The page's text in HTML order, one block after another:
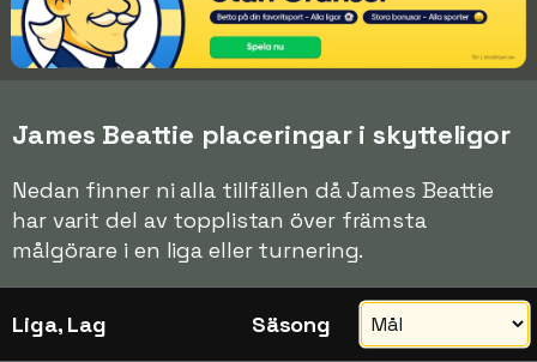
James Beattie placeringar i skytteligor
Nedan finner ni alla tillfällen då James Beattie
har varit del av topplistan över främsta
målgörare i en liga eller turnering.
Liga, Lag Säsong